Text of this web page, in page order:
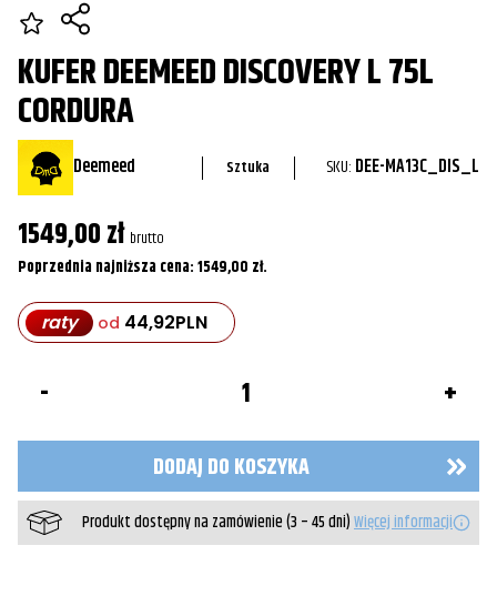
KUFER DEEMEED DISCOVERY L 75L
CORDURA
Deemeed Sztuka SKU: DEE-MA13C_DIS_L
1549,00zł brutto
Poprzednia najniższa cena:1549,00 zł.
raty od 44,92PLN
L
Cordura
DODAJ DO KOSZYKA
Produkt dostępny na zamówienie (3 – 45 dni)Więcej informacji